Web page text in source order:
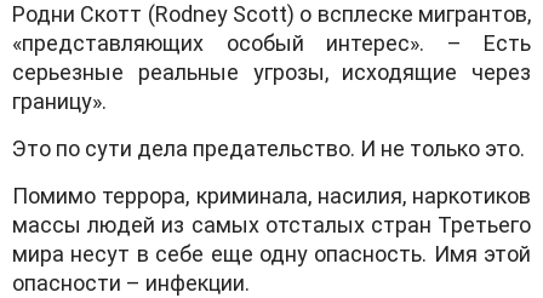
Родни Скотт (Rodney Scott) о всплеске мигрантов,
«представляющих особый интерес». – Есть
серьезные реальные угрозы, исходящие через
границу».
Это по сути дела предательство. И не только это.
Помимо террора, криминала, насилия, наркотиков
массы людей из самых отсталых стран Третьего
мира несут в себе еще одну опасность. Имя этой
опасности – инфекции.